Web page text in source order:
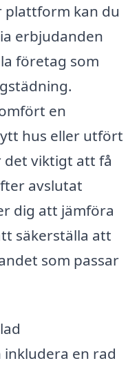
plattform kan du
erbjudanden
företag som
en
hus eller utfört
viktigt att få
avslutat
dig att jämföra
säkerställa att
som passar
en rad